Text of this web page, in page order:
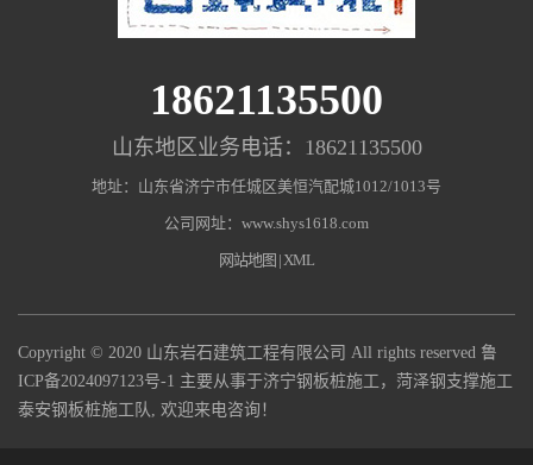
18621135500
山东地区业务电话：18621135500
地址：山东省济宁市任城区美恒汽配城1012/1013号
公司网址：www.shys1618.com
网站地图 |XML
Copyright © 2020 山东岩石建筑工程有限公司 All rights reserved 鲁
ICP备2024097123号-1 主要从事于济宁钢板桩施工，菏泽钢支撑施工
泰安钢板桩施工队, 欢迎来电咨询！